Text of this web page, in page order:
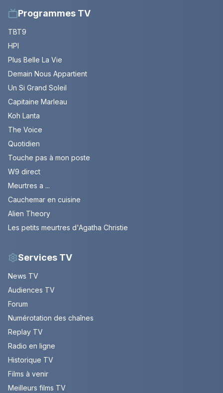
Programmes TV
TBT9
HPI
Plus Belle La Vie
Demain Nous Appartient
Un Si Grand Soleil
Capitaine Marleau
Koh Lanta
The Voice
Quotidien
Touche pas à mon poste
W9 direct
Meurtres a ...
Cauchemar en cuisine
Alien Theory
Les petits meurtres d'Agatha Christie
Services TV
News TV
Audiences TV
Forum
Numérotation des chaînes
Replay TV
Radio en ligne
Historique TV
Films à venir
Meilleurs films TV